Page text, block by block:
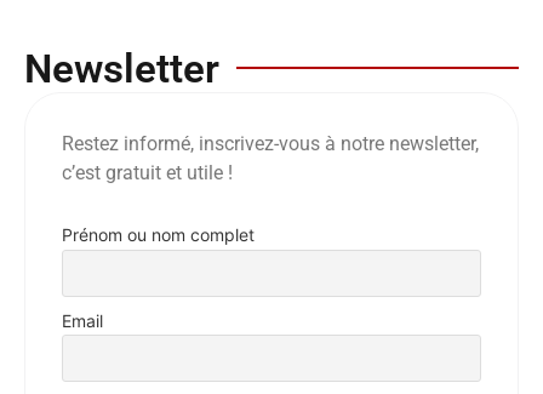
Newsletter
Restez informé, inscrivez-vous à notre newsletter,
c’est gratuit et utile !
Prénom ou nom complet
Email